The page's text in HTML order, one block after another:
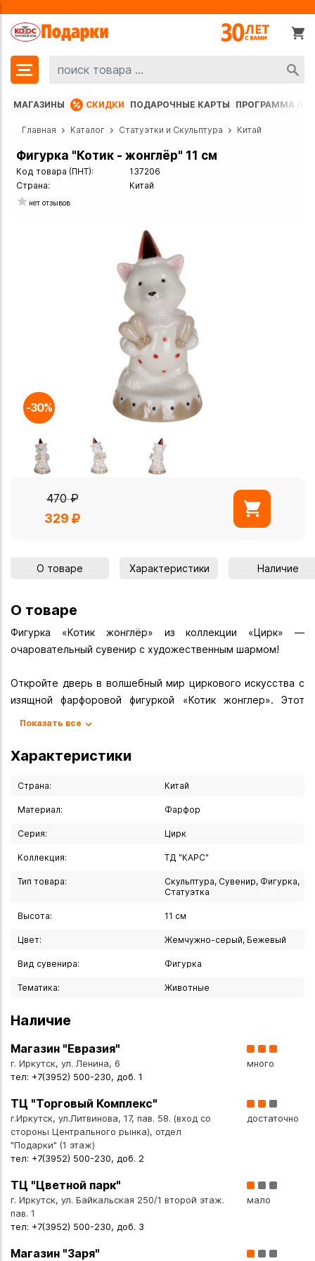
МАГАЗИНЫ СКИДКИ ПОДАРОЧНЫЕ КАРТЫ ПРОГРАММА
Главная Каталог Статуэтки и Скульптура Китай
Фигурка "Котик - жонглёр" 11 см
Код товара (ПНТ):
137206
Страна:
Китай
нет отзывов
-30%
470₽
329
О товаре Характеристики Наличие
О товаре
Фигурка «Котик жонглёр» из коллекции «Цирк» —
очаровательный сувенир с художественным шармом!
Откройте дверь в волшебный мир циркового искусства с
изящной фарфоровой фигуркой «Котик жонглер». Этот
Почему эта фигурка покоряет с первого взгляда?
высококачественного фарфора и покрытая глянцевой
глазурью, фигурка поражает тонкостью проработки: от
выразительной мимики котика до миниатюрных палочек
изысканное исполнение делают фигурку уместной в
любом интерьере — от детской комнаты до кабинета.
служит памятным подарком с глубоким символизмом
(творчество, веселье).
Эта фигурка станет особенным подарком:
или первый шаг в мир коллекционирования.
- Для женщин и мужчин?коллекционеров — ценное
- Для артистов — символичный презент, отражающий
любовь к искусству.
- Для ценителей фарфора — образец мастерства
керамистов и дизайнерской мысли.
Фигурку можно разместить:
- в домашней коллекции фарфоровых фигурок;
- на рабочем столе как источник вдохновения;
пространства;
Показать все
Характеристики
Страна: Китай
Материал: Фарфор
Серия: Цирк
Коллекция: ТД "КАРС"
Тип товара:
Скульптура, Сувенир, Фигурка,
Статуэтка
Высота: 11 см
Цвет: Жемчужно-серый, Бежевый
Вид сувенира: Фигурка
Тематика: Животные
Наличие
Магазин "Евразия"
г. Иркутск, ул. Ленина, 6
тел: +7(3952) 500-230, доб. 1
много
ТЦ "Торговый Комплекс"
г.Иркутск, ул.Литвинова, 17, пав. 58. (вход со
стороны Центрального рынка), отдел
"Подарки" (1 этаж)
тел: +7(3952) 500-230, доб. 2
достаточно
ТЦ "Цветной парк"
г. Иркутск, ул. Байкальская 250/1 второй этаж.
пав. 1
тел: +7(3952) 500-230, доб. 3
мало
Магазин "Заря"